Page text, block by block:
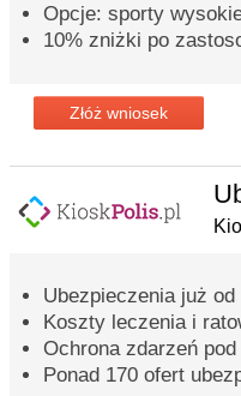
Opcje: sporty
10% zniżki po
Złóż wniosek
Ubezpieczenia już od
Koszty leczenia i
Ochrona zdarzeń pod
Ponad 170 ofert